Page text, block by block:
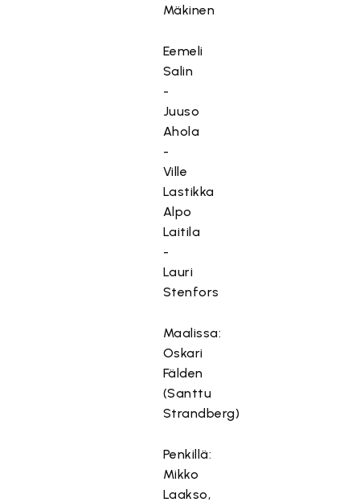
Mäkinen
Eemeli
Salin
-
Juuso
Ahola
-
Ville
Lastikka
Alpo
Laitila
-
Lauri
Stenfors
Maalissa:
Oskari
Fälden
(Santtu
Strandberg)
Penkillä:
Mikko
Laakso,